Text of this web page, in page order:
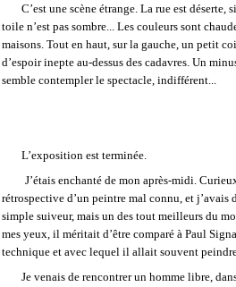
C’est une scène étrange. La rue est déserte,
toile n’est pas sombre... Les couleurs sont
maisons. Tout en haut, sur la gauche, un petit
d’espoir inepte au-dessus des cadavres. Un
semble contempler le spectacle, indifférent...
L’exposition est terminée.
J’étais enchanté de mon après-midi.
rétrospective d’un peintre mal connu, et j’avais
simple suiveur, mais un des tout meilleurs du
mes yeux, il méritait d’être comparé à Paul
technique et avec lequel il allait souvent
Je venais de rencontrer un homme libre,